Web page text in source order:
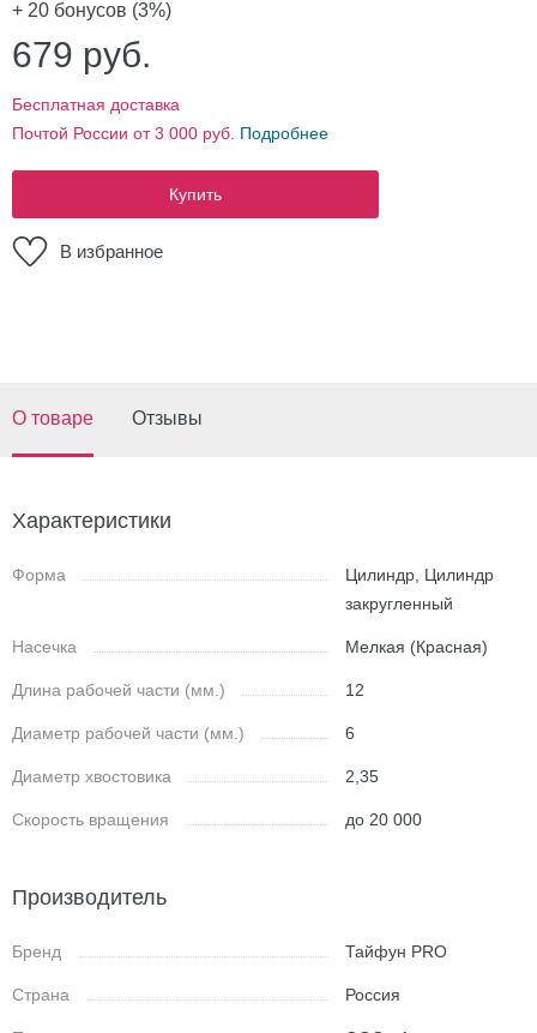
+ 20 бонусов (3%)
679 руб.
Бесплатная доставка
Почтой России от 3 000 руб. Подробнее
Купить
В избранное
О товаре Отзывы
Характеристики
Форма
Цилиндр, Цилиндр
закругленный
Насечка Мелкая (Красная)
Длина рабочей части (мм.) 12
Диаметр рабочей части (мм.) 6
Диаметр хвостовика 2,35
Скорость вращения до 20 000
Производитель
Бренд Тайфун PRO
Страна Россия